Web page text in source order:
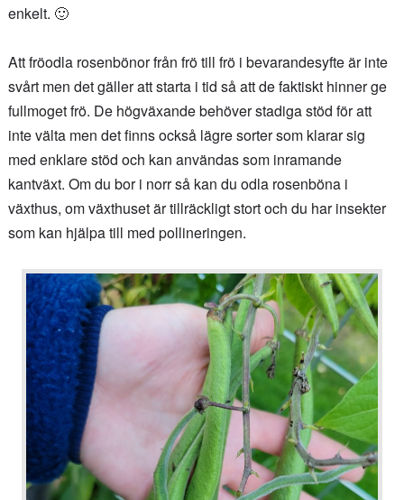
enkelt. 🙂
Att fröodla rosenbönor från frö till frö i bevarandesyfte är inte
svårt men det gäller att starta i tid så att de faktiskt hinner ge
fullmoget frö. De högväxande behöver stadiga stöd för att
inte välta men det finns också lägre sorter som klarar sig
med enklare stöd och kan användas som inramande
kantväxt. Om du bor i norr så kan du odla rosenböna i
växthus, om växthuset är tillräckligt stort och du har insekter
som kan hjälpa till med pollineringen.